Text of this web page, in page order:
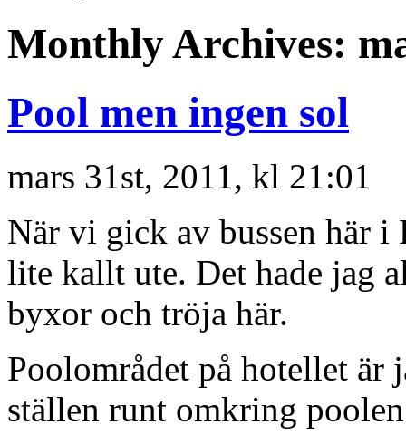
Monthly Archives:
Pool men ingen sol
mars 31st, 2011, kl 21:01
När vi gick av bussen här
lite kallt ute. Det hade jag
byxor och tröja här.
Poolområdet på hotellet är
ställen runt omkring